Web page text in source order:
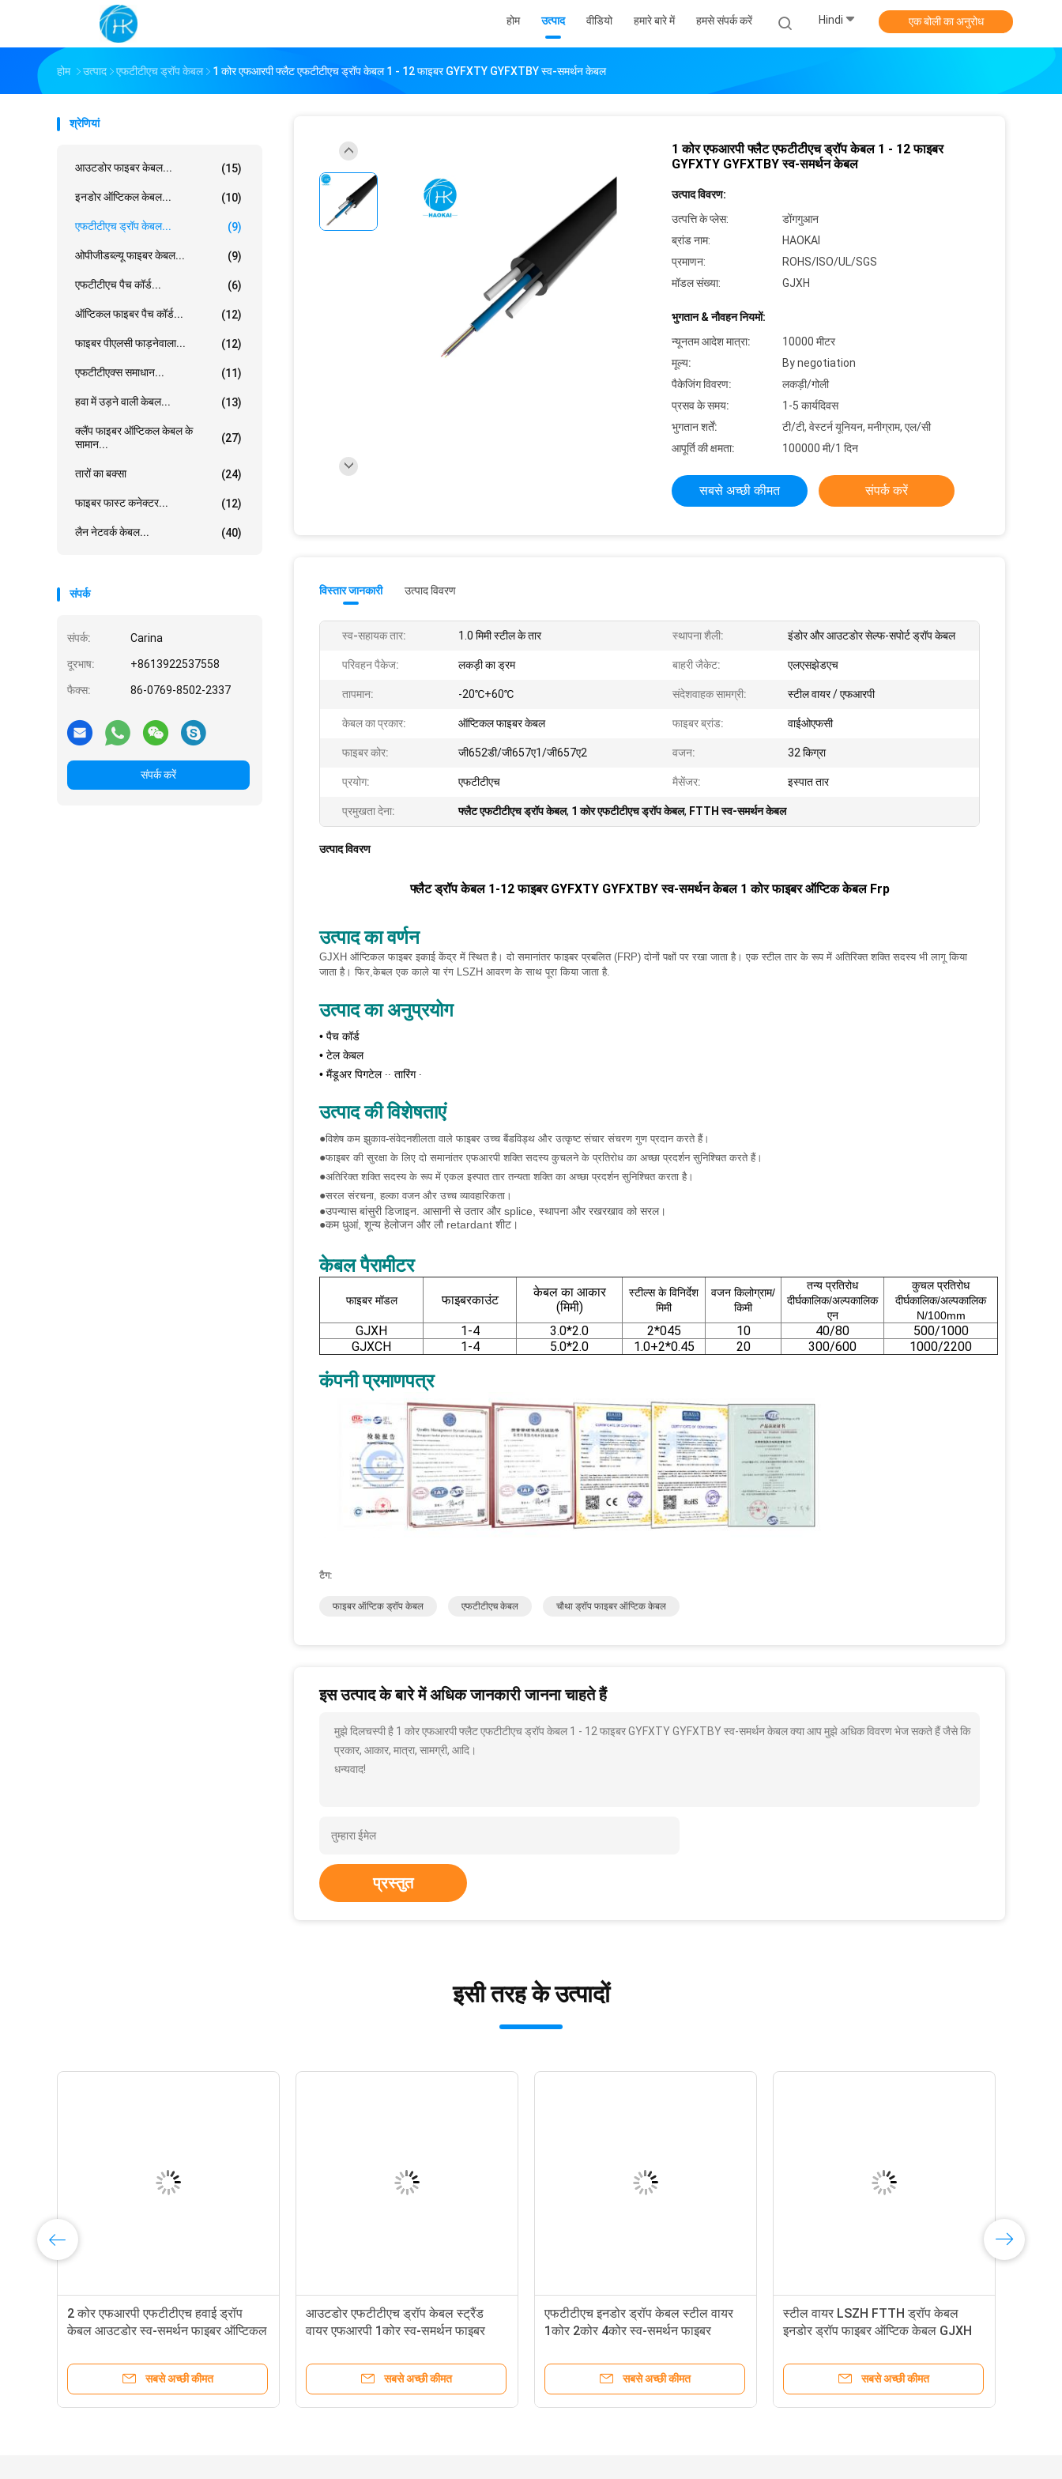
होम उत्पाद वीडियो हमारे बारे में हमसे संपर्क करें Hindi एक बोली का अनुरोध
होम उत्पाद एफटीटीएच ड्रॉप केबल 1 कोर एफआरपी फ्लैट एफटीटीएच ड्रॉप केबल 1 - 12 फाइबर GYFXTY GYFXTBY स्व-समर्थन केबल
श्रेणियां
आउटडोर फाइबर केबल... (15)
इनडोर ऑप्टिकल केबल... (10)
एफटीटीएच ड्रॉप केबल... (9)
ओपीजीडब्ल्यू फाइबर केबल... (9)
एफटीटीएच पैच कॉर्ड... (6)
ऑप्टिकल फाइबर पैच कॉर्ड... (12)
फाइबर पीएलसी फाड़नेवाला... (12)
एफटीटीएक्स समाधान... (11)
हवा में उड़ने वाली केबल... (13)
क्लैंप फाइबर ऑप्टिकल केबल के
सामान...
(27)
तारों का बक्सा (24)
फाइबर फास्ट कनेक्टर... (12)
लैन नेटवर्क केबल... (40)
संपर्क
संपर्क: Carina
दूरभाष: +8613922537558
फैक्स: 86-0769-8502-2337
संपर्क करें
1 कोर एफआरपी फ्लैट एफटीटीएच ड्रॉप केबल 1 - 12 फाइबर
GYFXTY GYFXTBY स्व-समर्थन केबल
उत्पाद विवरण:
उत्पत्ति के प्लेस:
डोंगगुआन
ब्रांड नाम:
HAOKAI
प्रमाणन:
ROHS/ISO/UL/SGS
मॉडल संख्या:
GJXH
भुगतान & नौवहन नियमों:
न्यूनतम आदेश मात्रा:
10000 मीटर
मूल्य:
By negotiation
पैकेजिंग विवरण:
लकड़ी/गोली
प्रसव के समय:
1-5 कार्यदिवस
भुगतान शर्तें:
टी/टी, वेस्टर्न यूनियन, मनीग्राम, एल/सी
आपूर्ति की क्षमता:
100000 मी/1 दिन
सबसे अच्छी कीमत संपर्क करें
विस्तार जानकारी उत्पाद विवरण
स्व-सहायक तार: 1.0 मिमी स्टील के तार स्थापना शैली: इंडोर और आउटडोर सेल्फ-सपोर्ट ड्रॉप केबल
परिवहन पैकेज: लकड़ी का ड्रम बाहरी जैकेट: एलएसझेडएच
तापमान: -20℃+60℃ संदेशवाहक सामग्री: स्टील वायर / एफआरपी
केबल का प्रकार: ऑप्टिकल फाइबर केबल फाइबर ब्रांड: वाईओएफसी
फाइबर कोर: जी652डी/जी657ए1/जी657ए2 वजन: 32 किग्रा
प्रयोग: एफटीटीएच मैसेंजर: इस्पात तार
प्रमुखता देना: फ्लैट एफटीटीएच ड्रॉप केबल, 1 कोर एफटीटीएच ड्रॉप केबल, FTTH स्व-समर्थन केबल
उत्पाद विवरण
फ्लैट ड्रॉप केबल 1-12 फाइबर GYFXTY GYFXTBY स्व-समर्थन केबल 1 कोर फाइबर ऑप्टिक केबल Frp
उत्पाद का वर्णन
GJXH ऑप्टिकल फाइबर इकाई केंद्र में स्थित है। दो समानांतर फाइबर प्रबलित (FRP) दोनों पक्षों पर रखा जाता है। एक स्टील तार के रूप में अतिरिक्त शक्ति सदस्य भी लागू किया
जाता है। फिर,केबल एक काले या रंग LSZH आवरण के साथ पूरा किया जाता है.
उत्पाद का अनुप्रयोग
• पैच कॉर्ड
• टेल केबल
• मैंडूअर पिगटेल ∙∙ तारिंग ∙
उत्पाद की विशेषताएं
●विशेष कम झुकाव-संवेदनशीलता वाले फाइबर उच्च बैंडविड्थ और उत्कृष्ट संचार संचरण गुण प्रदान करते हैं।
●फाइबर की सुरक्षा के लिए दो समानांतर एफआरपी शक्ति सदस्य कुचलने के प्रतिरोध का अच्छा प्रदर्शन सुनिश्चित करते हैं।
●अतिरिक्त शक्ति सदस्य के रूप में एकल इस्पात तार तन्यता शक्ति का अच्छा प्रदर्शन सुनिश्चित करता है।
●सरल संरचना, हल्का वजन और उच्च व्यावहारिकता।
●उपन्यास बांसुरी डिजाइन. आसानी से उतार और splice, स्थापना और रखरखाव को सरल।
●कम धुआं, शून्य हेलोजन और लौ retardant शीट।
केबल पैरामीटर
फाइबर मॉडल फाइबरकाउंट
केबल का आकार
(मिमी)
स्टील्स के विनिर्देश
मिमी
वजन किलोग्राम/
किमी
तन्य प्रतिरोध
दीर्घकालिक/अल्पकालिक
एन
कुचल प्रतिरोध
दीर्घकालिक/अल्पकालिक
N/100mm
GJXH 1-4 3.0*2.0 2*045 10 40/80
500/1000
GJXCH
1-4 5.0*2.0 1.0+2*0.45 20 300/600 1000/2200
कंपनी प्रमाणपत्र
टैग:
फाइबर ऑप्टिक ड्रॉप केबल एफटीटीएच केबल चौथा ड्रॉप फाइबर ऑप्टिक केबल
इस उत्पाद के बारे में अधिक जानकारी जानना चाहते हैं
मुझे दिलचस्पी है 1 कोर एफआरपी फ्लैट एफटीटीएच ड्रॉप केबल 1 - 12 फाइबर GYFXTY GYFXTBY स्व-समर्थन केबल क्या आप मुझे अधिक विवरण भेज सकते हैं जैसे कि
प्रकार, आकार, मात्रा, सामग्री, आदि।
धन्यवाद!
प्रस्तुत
इसी तरह के उत्पादों
2 कोर एफआरपी एफटीटीएच हवाई ड्रॉप
केबल आउटडोर स्व-समर्थन फाइबर ऑप्टिकल
सबसे अच्छी कीमत
आउटडोर एफटीटीएच ड्रॉप केबल स्ट्रैंड
वायर एफआरपी 1कोर स्व-समर्थन फाइबर
सबसे अच्छी कीमत
एफटीटीएच इनडोर ड्रॉप केबल स्टील वायर
1कोर 2कोर 4कोर स्व-समर्थन फाइबर
सबसे अच्छी कीमत
स्टील वायर LSZH FTTH ड्रॉप केबल
इनडोर ड्रॉप फाइबर ऑप्टिक केबल GJXH
सबसे अच्छी कीमत